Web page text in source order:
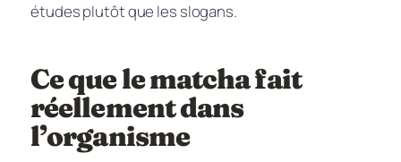
études plutôt que les slogans.
Ce que le matcha fait
réellement dans
l’organisme